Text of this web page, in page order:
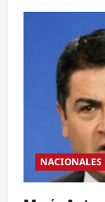
NACIONALES